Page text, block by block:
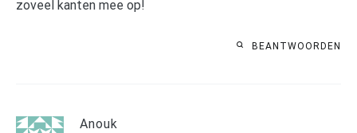
zoveel kanten mee op!
BEANTWOORDEN
Anouk